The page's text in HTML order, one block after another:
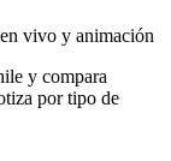
vivo y animación
y compara
por tipo de